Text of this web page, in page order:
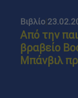
Βιβλίο|
Από την
βραβείο
Μπάνβιλ